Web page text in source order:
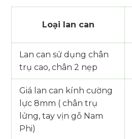
Loại lan can
Lan can sử dụng chân
trụ cao, chân 2 nẹp
Giá lan can kính cường
lực 8mm ( chân trụ
lửng, tay vịn gỗ Nam
Phi)